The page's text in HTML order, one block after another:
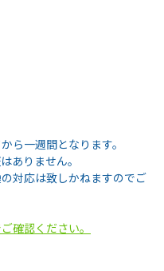
ら一週間となります。
ありません。
対応は致しかねますのでご
確認ください。